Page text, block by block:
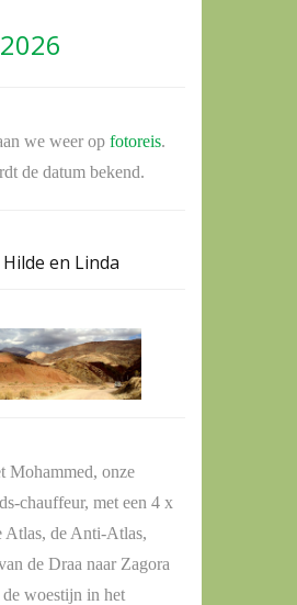
we weer op fotoreis.
de datum bekend.
en Linda
Mohammed, onze
chauffeur, met een 4 x
Atlas, de Anti-Atlas,
de Draa naar Zagora
woestijn in het